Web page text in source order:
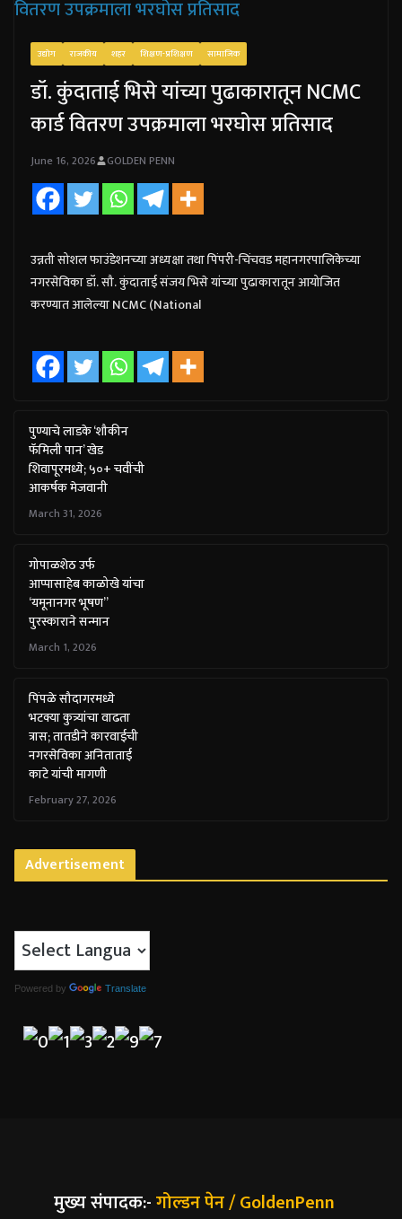
उद्योग राजकीय शहर शिक्षण-प्रशिक्षण सामाजिक
डॉ. कुंदाताई भिसे यांच्या पुढाकारातून NCMC
कार्ड वितरण उपक्रमाला भरघोस प्रतिसाद
June 16, 2026 GOLDEN PENN
उन्नती सोशल फाउंडेशनच्या अध्यक्षा तथा पिंपरी-चिंचवड महानगरपालिकेच्या
नगरसेविका डॉ. सौ. कुंदाताई संजय भिसे यांच्या पुढाकारातून आयोजित
करण्यात आलेल्या NCMC (National
पुण्याचे लाडके ‘शौकीन
फॅमिली पान’ खेड
शिवापूरमध्ये; ५०+ चवींची
आकर्षक मेजवानी
March 31, 2026
गोपाळशेठ उर्फ
आप्पासाहेब काळोखे यांचा
‘यमूनानगर भूषण”
पुरस्काराने सन्मान
March 1, 2026
पिंपळे सौदागरमध्ये
भटक्या कुत्र्यांचा वाढता
त्रास; तातडीने कारवाईची
नगरसेविका अनिताताई
काटे यांची मागणी
February 27, 2026
Advertisement
Powered by Translate
मुख्य संपादक:-गोल्डन पेन / GoldenPenn